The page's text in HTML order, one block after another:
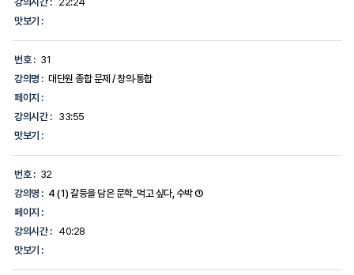
맛보기 :
번호 : 31
강의명 : 대단원 종합 문제 / 창의·통합
페이지 :
강의시간 :
33:55
맛보기 :
번호 : 32
강의명 : 4 (1) 갈등을 담은 문학_먹고 싶다, 수박 ①
페이지 :
강의시간 :
40:28
맛보기 :